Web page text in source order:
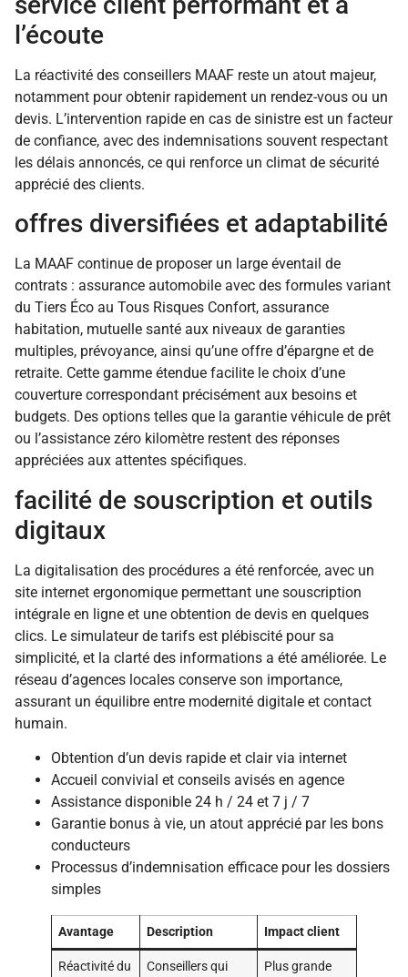
l’écoute
La réactivité des conseillers MAAF reste un atout majeur,
notamment pour obtenir rapidement un rendez-vous ou un
devis. L’intervention rapide en cas de sinistre est un facteur
de confiance, avec des indemnisations souvent respectant
les délais annoncés, ce qui renforce un climat de sécurité
apprécié des clients.
offres diversifiées et adaptabilité
La MAAF continue de proposer un large éventail de
contrats : assurance automobile avec des formules variant
du Tiers Éco au Tous Risques Confort, assurance
habitation, mutuelle santé aux niveaux de garanties
multiples, prévoyance, ainsi qu’une offre d’épargne et de
retraite. Cette gamme étendue facilite le choix d’une
couverture correspondant précisément aux besoins et
budgets. Des options telles que la garantie véhicule de prêt
ou l’assistance zéro kilomètre restent des réponses
appréciées aux attentes spécifiques.
facilité de souscription et outils
digitaux
La digitalisation des procédures a été renforcée, avec un
site internet ergonomique permettant une souscription
intégrale en ligne et une obtention de devis en quelques
clics. Le simulateur de tarifs est plébiscité pour sa
simplicité, et la clarté des informations a été améliorée. Le
réseau d’agences locales conserve son importance,
assurant un équilibre entre modernité digitale et contact
humain.
Obtention d’un devis rapide et clair via internet
Accueil convivial et conseils avisés en agence
Assistance disponible 24 h / 24 et 7 j / 7
Garantie bonus à vie, un atout apprécié par les bons
conducteurs
Processus d’indemnisation efficace pour les dossiers
simples
Avantage Description Impact client
Réactivité du
Conseillers qui
Plus grande